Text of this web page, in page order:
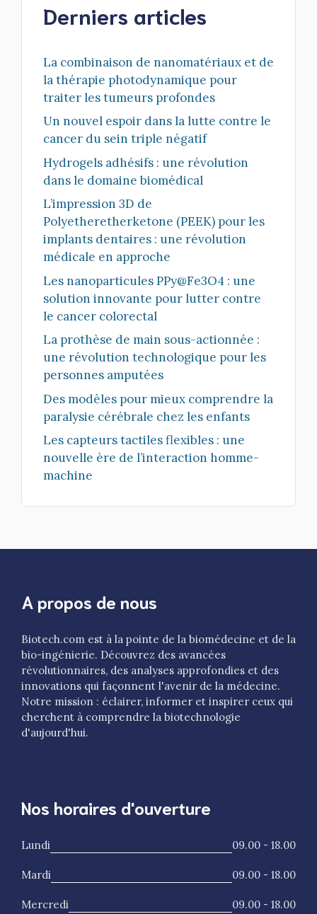
Derniers articles
La combinaison de nanomatériaux et de
la thérapie photodynamique pour
traiter les tumeurs profondes
Un nouvel espoir dans la lutte contre le
cancer du sein triple négatif
Hydrogels adhésifs : une révolution
dans le domaine biomédical
L’impression 3D de
Polyetheretherketone (PEEK) pour les
implants dentaires : une révolution
médicale en approche
Les nanoparticules PPy@Fe3O4 : une
solution innovante pour lutter contre
le cancer colorectal
La prothèse de main sous-actionnée :
une révolution technologique pour les
personnes amputées
Des modèles pour mieux comprendre la
paralysie cérébrale chez les enfants
Les capteurs tactiles flexibles : une
nouvelle ère de l’interaction homme-
machine
A propos de nous
Biotech.com est à la pointe de la biomédecine et de la
bio-ingénierie. Découvrez des avancées
révolutionnaires, des analyses approfondies et des
innovations qui façonnent l'avenir de la médecine.
Notre mission : éclairer, informer et inspirer ceux qui
cherchent à comprendre la biotechnologie
d'aujourd'hui.
Nos horaires d'ouverture
Lundi 09.00 - 18.00
Mardi 09.00 - 18.00
Mercredi 09.00 - 18.00